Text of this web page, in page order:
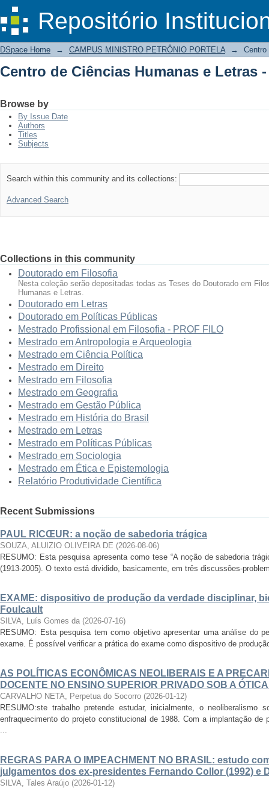
Repositório
Centro de Ciências Humanas e Letras
DSpace/Manakin Repository
DSpace Home → CAMPUS MINISTRO PETRÔNIO PORTELA → Centro
Centro de Ciências Humanas e Letras -
Browse by
By Issue Date
Authors
Titles
Subjects
Search within this community and its collections:
Advanced Search
Collections in this community
Doutorado em Filosofia
Nesta coleção serão depositadas todas as Teses do Doutorado em
Humanas e Letras.
Doutorado em Letras
Doutorado em Políticas Públicas
Mestrado Profissional em Filosofia - PROF FILO
Mestrado em Antropologia e Arqueologia
Mestrado em Ciência Política
Mestrado em Direito
Mestrado em Filosofia
Mestrado em Geografia
Mestrado em Gestão Pública
Mestrado em História do Brasil
Mestrado em Letras
Mestrado em Políticas Públicas
Mestrado em Sociologia
Mestrado em Ética e Epistemologia
Relatório Produtividade Científica
Recent Submissions
PAUL RICŒUR: a noção de sabedoria trágica
SOUZA, ALUIZIO OLIVEIRA DE (2026-08-06)
RESUMO: Esta pesquisa apresenta como tese “A noção de sabedoria
(1913-2005). O texto está dividido, basicamente, em três discussões-
EXAME: dispositivo de produção da verdade disciplinar,
Foulcault
SILVA, Luís Gomes da (2026-07-16)
RESUMO: Esta pesquisa tem como objetivo apresentar uma análise do
exame. É possível verificar a prática do exame como dispositivo de
AS POLÍTICAS ECONÔMICAS NEOLIBERAIS E A
DOCENTE NO ENSINO SUPERIOR PRIVADO SOB A
CARVALHO NETA, Perpetua do Socorro (2026-01-12)
RESUMO:ste trabalho pretende estudar, inicialmente, o
enfraquecimento do projeto constitucional de 1988. Com a implantação de
...
REGRAS PARA O IMPEACHMENT NO BRASIL: estudo
julgamentos dos ex-presidentes Fernando Collor (1992) e
SILVA, Tales Araújo (2026-01-12)